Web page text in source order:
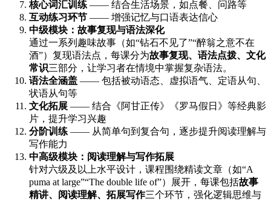
核心词汇训练 —— 结合生活场景，如点餐、问路等
互动练习环节 —— 增强记忆与口语表达信心
中级模块：故事复现与语法深化
通过一系列趣味故事（如“钻石不见了”“醉翁之意不在
酒”）复现语法点，每课分为故事复现、语法点拨、文化
常识三部分，让学习者在情境中掌握复杂语法。
语法全涵盖 —— 包括被动语态、虚拟语气、定语从句、
状语从句等
文化拓展 —— 结合《阿甘正传》《罗马假日》等经典影
片，提升学习兴趣
分阶训练 —— 从简单句到复合句，逐步提升阅读理解与
写作能力
中高级模块：阅读理解与写作拓展
针对六级及以上水平设计，课程围绕精读文章（如“A
puma at large”“The double life of”）展开，每课包括故事
精讲、阅读理解、拓展写作三个环节，强化逻辑思维与